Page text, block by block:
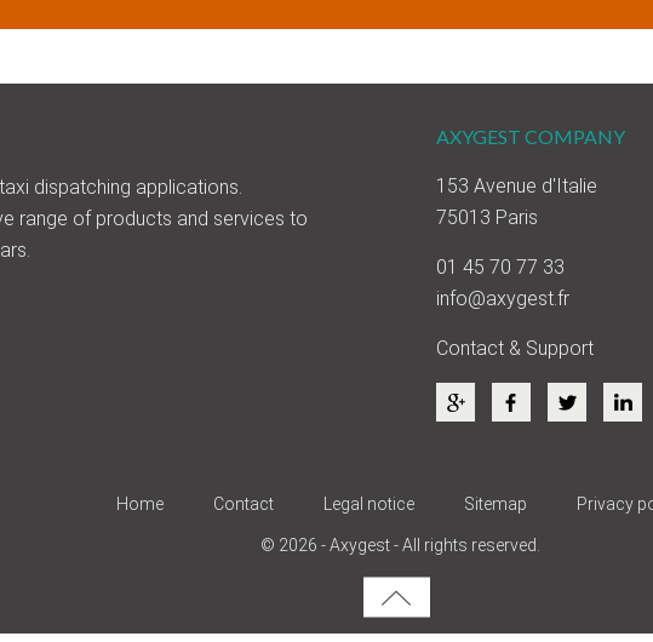
dispatching applications.
range of products and services to
AXYGEST COMPANY
153 Avenue d'Italie
75013 Paris
01 45 70 77 33
info@axygest.fr
Contact & Support
Home Contact Legal notice Sitemap Privacy
© 2026 - Axygest - All rights reserved.